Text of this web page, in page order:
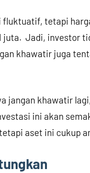
fluktuatif, tetapi
juta. Jadi, investor
khawatir juga
jangan khawatir
ini akan
aset ini cukup